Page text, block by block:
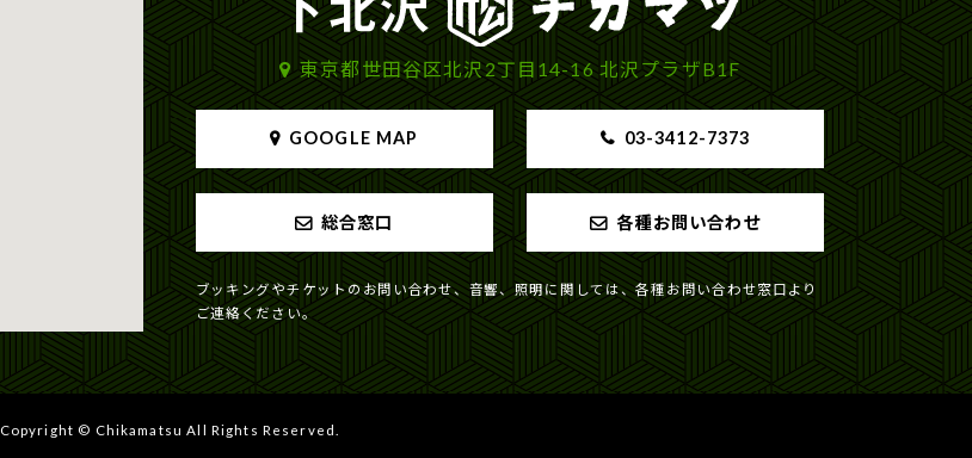
東京都世田谷区北沢2丁目14-16 北沢プラザB1F
GOOGLE MAP 03-3412-7373
総合窓口 各種お問い合わせ
ブッキングやチケットのお問い合わせ、音響、照明に関しては、各種お問い合わせ窓口より
ご連絡ください。
Copyright © Chikamatsu All Rights Reserved.